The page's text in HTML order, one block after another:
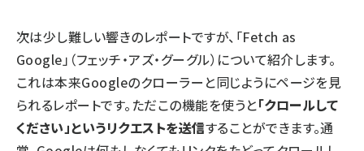
次は少し難しい響きのレポートですが、「Fetch as
Google」（フェッチ・アズ・グーグル）について紹介します。
これは本来Googleのクローラーと同じようにページを見
られるレポートです。ただこの機能を使うと「クロールして
ください」というリクエストを送信することができます。通